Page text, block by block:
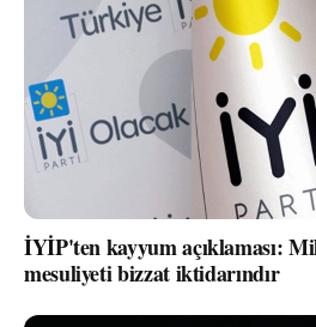
İYİP'ten kayyum açıklaması:
mesuliyeti bizzat iktidarındır